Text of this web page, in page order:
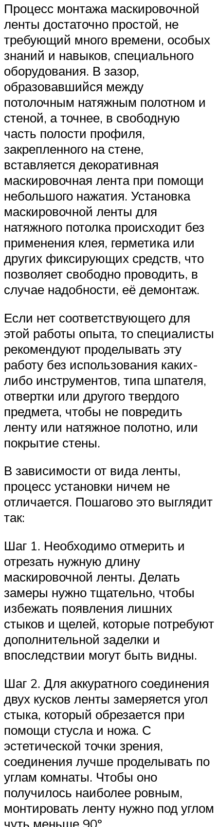
Процесс монтажа маскировочной
ленты достаточно простой, не
требующий много времени, особых
знаний и навыков, специального
оборудования. В зазор,
образовавшийся между
потолочным натяжным полотном и
стеной, а точнее, в свободную
часть полости профиля,
закрепленного на стене,
вставляется декоративная
маскировочная лента при помощи
небольшого нажатия. Установка
маскировочной ленты для
натяжного потолка происходит без
применения клея, герметика или
других фиксирующих средств, что
позволяет свободно проводить, в
случае надобности, её демонтаж.
Если нет соответствующего для
этой работы опыта, то специалисты
рекомендуют проделывать эту
работу без использования каких-
либо инструментов, типа шпателя,
отвертки или другого твердого
предмета, чтобы не повредить
ленту или натяжное полотно, или
покрытие стены.
В зависимости от вида ленты,
процесс установки ничем не
отличается. Пошагово это выглядит
так:
Шаг 1. Необходимо отмерить и
отрезать нужную длину
маскировочной ленты. Делать
замеры нужно тщательно, чтобы
избежать появления лишних
стыков и щелей, которые потребуют
дополнительной заделки и
впоследствии могут быть видны.
Шаг 2. Для аккуратного соединения
двух кусков ленты замеряется угол
стыка, который обрезается при
помощи стусла и ножа. С
эстетической точки зрения,
соединения лучше проделывать по
углам комнаты. Чтобы оно
получилось наиболее ровным,
монтировать ленту нужно под углом
чуть меньше 90º.